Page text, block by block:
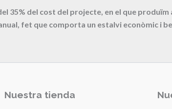
35% del cost del projecte, en el que
fet que comporta un estalvi econòmic i
Nuestra tienda